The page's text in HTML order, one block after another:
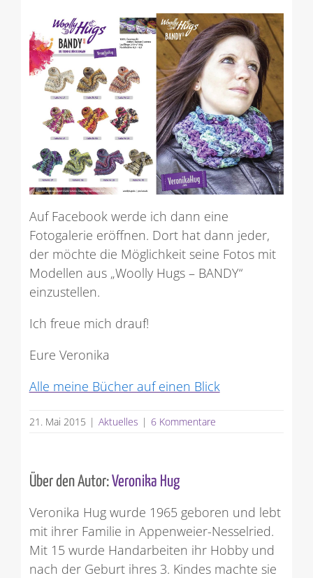
Auf Facebook werde ich dann eine
Fotogalerie eröffnen. Dort hat dann jeder,
der möchte die Möglichkeit seine Fotos mit
Modellen aus „Woolly Hugs – BANDY“
einzustellen.
Ich freue mich drauf!
Eure Veronika
Alle meine Bücher auf einen Blick
21. Mai 2015 | Aktuelles | 6 Kommentare
Über den Autor:Veronika Hug
Veronika Hug wurde 1965 geboren und lebt
mit ihrer Familie in Appenweier-Nesselried.
Mit 15 wurde Handarbeiten ihr Hobby und
nach der Geburt ihres 3. Kindes machte sie